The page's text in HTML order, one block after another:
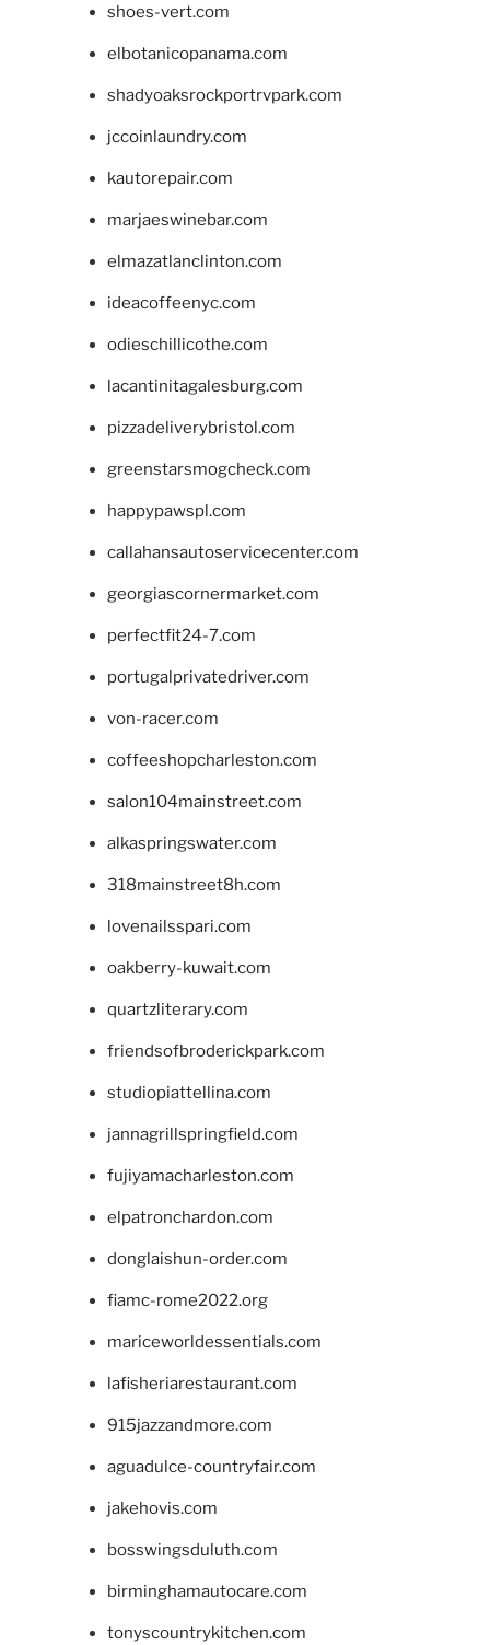
shoes-vert.com
elbotanicopanama.com
shadyoaksrockportrvpark.com
jccoinlaundry.com
kautorepair.com
marjaeswinebar.com
elmazatlanclinton.com
ideacoffeenyc.com
odieschillicothe.com
lacantinitagalesburg.com
pizzadeliverybristol.com
greenstarsmogcheck.com
happypawspl.com
callahansautoservicecenter.com
georgiascornermarket.com
perfectfit24-7.com
portugalprivatedriver.com
von-racer.com
coffeeshopcharleston.com
salon104mainstreet.com
alkaspringswater.com
318mainstreet8h.com
lovenailsspari.com
oakberry-kuwait.com
quartzliterary.com
friendsofbroderickpark.com
studiopiattellina.com
jannagrillspringfield.com
fujiyamacharleston.com
elpatronchardon.com
donglaishun-order.com
fiamc-rome2022.org
mariceworldessentials.com
lafisheriarestaurant.com
915jazzandmore.com
aguadulce-countryfair.com
jakehovis.com
bosswingsduluth.com
birminghamautocare.com
tonyscountrykitchen.com